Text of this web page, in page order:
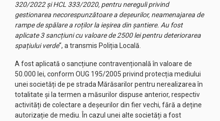
320/2022 și HCL 333/2020, pentru nereguli privind
gestionarea necorespunzătoare a deșeurilor, neamenajarea de
rampe de spălare a roților la ieșirea din șantiere. Au fost
aplicate 3 sancțiuni cu valoare de 2500 lei pentru deteriorarea
spațiului verde“, a transmis Poliția Locală.
A fost aplicată o sancțiune contravențională în valoare de
50.000 lei, conform OUG 195/2005 privind protecția mediului
unei societăți de pe strada Mărăsarilor pentru nerealizarea în
totalitate și la termen a măsurilor dispuse anterior, respectiv
activități de colectare a deșeurilor din fier vechi, fără a deține
autorizație de mediu. În cazul unei alte societăți a fost